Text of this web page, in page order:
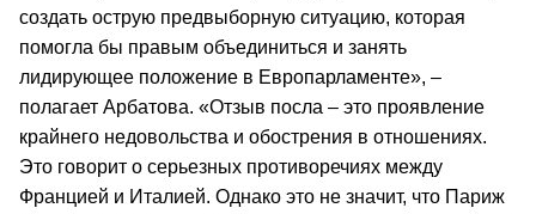
создать острую предвыборную ситуацию, которая
помогла бы правым объединиться и занять
лидирующее положение в Европарламенте», –
полагает Арбатова. «Отзыв посла – это проявление
крайнего недовольства и обострения в отношениях.
Это говорит о серьезных противоречиях между
Францией и Италией. Однако это не значит, что Париж